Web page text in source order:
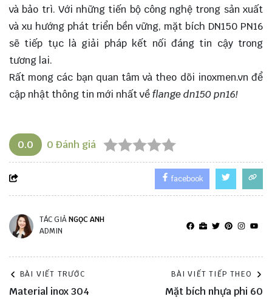
và bảo trì. Với những tiến bộ công nghệ trong sản xuất
và xu hướng phát triển bền vững, mặt bích DN150 PN16
sẽ tiếp tục là giải pháp kết nối đáng tin cậy trong
tương lai.
Rất mong các bạn quan tâm và theo dõi inoxmen.vn để
cập nhật thông tin mới nhất vềflange dn150 pn16!
0.0 0 Đánh giá
facebook
TÁC GIẢNGỌC ANH
ADMIN
BÀI VIẾT TRƯỚC
Material inox 304
BÀI VIẾT TIẾP THEO
Mặt bích nhựa phi 60